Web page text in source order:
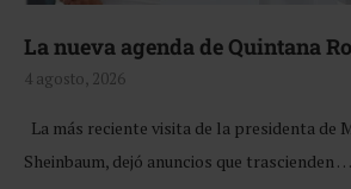
La nueva agenda de Quintana
4 agosto, 2026
La más reciente visita de la presidenta de
Sheinbaum, dejó anuncios que trascienden …